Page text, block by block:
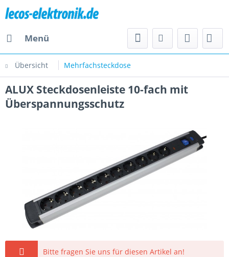
Menü
Übersicht Mehrfachsteckdose
ALUX Steckdosenleiste 10-fach mit
Überspannungsschutz
Bitte fragen Sie uns für diesen Artikel an!